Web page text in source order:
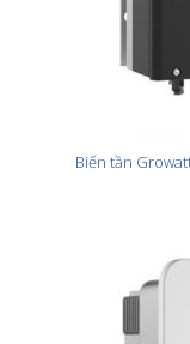
Biến tần